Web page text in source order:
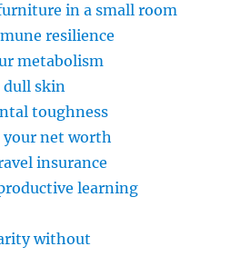
in a small room
resilience
metabolism
skin
toughness
your net worth
insurance
learning
without